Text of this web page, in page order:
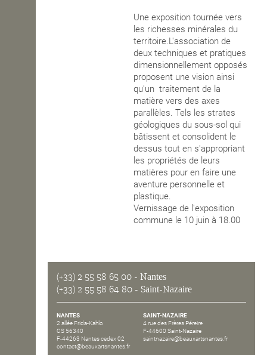
Une exposition tournée vers
les richesses minérales du
territoire.L'association de
deux techniques et pratiques
dimensionnellement opposés
proposent une vision ainsi
qu'un traitement de la
matière vers des axes
parallèles. Tels les strates
géologiques du sous-sol qui
bâtissent et consolident le
dessus tout en s'appropriant
les propriétés de leurs
matières pour en faire une
aventure personnelle et
plastique.
Vernissage de l'exposition
commune le 10 juin à 18.00
(+33) 2 55 58 65 00 - Nantes
(+33) 2 55 58 64 80 - Saint-Nazaire
NANTES
2 allée Frida-Kahlo
CS 56340
F-44263 Nantes cedex 02
contact@beauxartsnantes.fr
SAINT-NAZAIRE
4 rue des Frères Péreire
F-44600 Saint-Nazaire
saintnazaire@beauxartsnantes.fr